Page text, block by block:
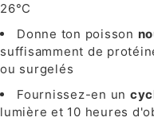
26°C
Donne ton poisson
suffisamment de
ou surgelés
Fournissez-en un
lumière et 10 heures